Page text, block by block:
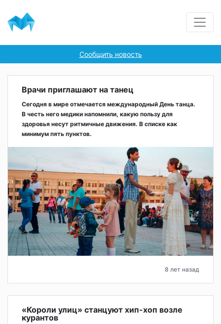
Сообщить новость
Врачи приглашают на танец
Сегодня в мире отмечается международный День танца.
В честь него медики напомнили, какую пользу для
здоровья несут ритмичные движения. В списке как
минимум пять пунктов.
8 лет назад
«Короли улиц» станцуют хип-хоп возле
курантов